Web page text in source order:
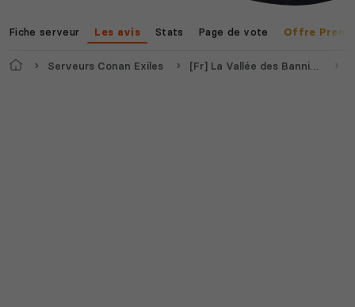
Myth of Empires Enshrouded
Fiche serveur Les avis Stats Page de vote Offre
AccueilServeurs Conan Exiles [Fr] La Vallée des Bannis PvE [Mods]